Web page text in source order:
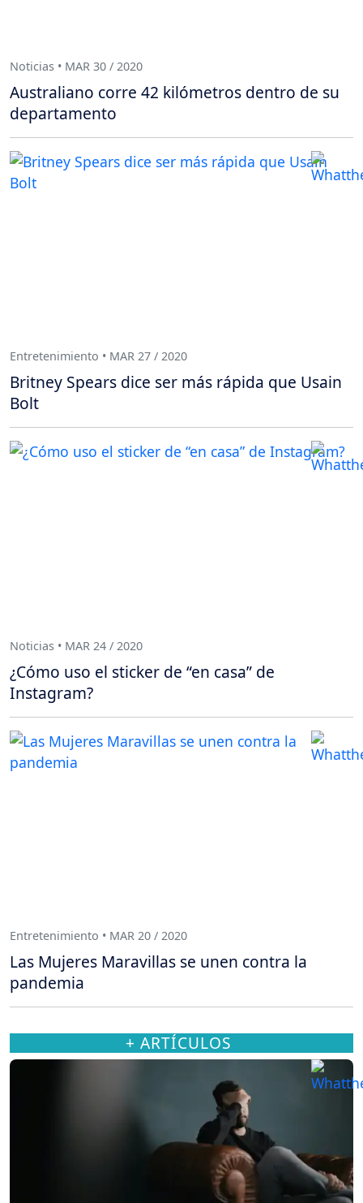
Noticias • MAR 30 / 2020
Australiano corre 42 kilómetros dentro de su
departamento
Entretenimiento • MAR 27 / 2020
Britney Spears dice ser más rápida que Usain
Bolt
Noticias • MAR 24 / 2020
¿Cómo uso el sticker de “en casa” de
Instagram?
Entretenimiento • MAR 20 / 2020
Las Mujeres Maravillas se unen contra la
pandemia
+ ARTÍCULOS